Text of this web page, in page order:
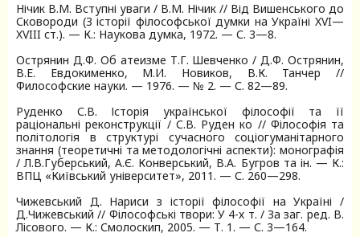
Нічик В.М. Вступні уваги / В.М. Нічик // Від Вишенського до
Сковороди (З історії філософської думки на Україні XVI—
XVIII ст.). — К.: Наукова думка, 1972. — С. 3—8.
Острянин Д.Ф. Об атеизме Т.Г. Шевченко / Д.Ф. Острянин,
В.Е. Евдокименко, М.И. Новиков, В.К. Танчер //
Философские науки. — 1976. — № 2. — С. 82—89.
Руденко С.В. Історія української філософії та її
раціональні реконструкції / С.В. Руден ко // Філософія та
політологія в структурі сучасного соціогуманітарного
знання (теоретичні та методологічні аспекти): монографія
/ Л.В.Губерський, А.Є. Конверський, В.А. Бугров та ін. — К.:
ВПЦ «Київський університет», 2011. — С. 260—298.
Чижевський Д. Нариси з історії філософії на Україні /
Д.Чижевський // Філософські твори: У 4-х т. / За заг. ред. В.
Лісового. — К.: Смолоскип, 2005. — Т. 1. — С. 3—164.